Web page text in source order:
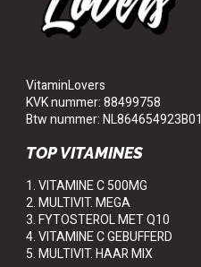
VitaminLovers
KVK nummer: 88499758
Btw nummer: NL864654923B01
TOP VITAMINES
1. VITAMINE C 500MG
2. MULTIVIT. MEGA
3. FYTOSTEROL MET Q10
4. VITAMINE C GEBUFFERD
5. MULTIVIT. HAAR MIX